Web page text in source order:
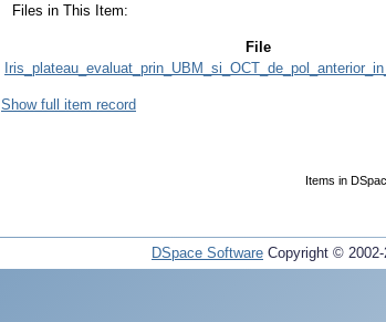
Files in This Item:
File
Show full item record
Items in
DSpace Software Copyright ©